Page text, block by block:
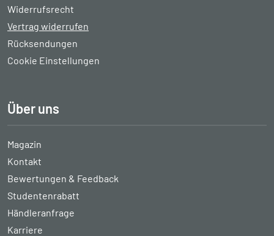
Widerrufsrecht
Vertrag widerrufen
Rücksendungen
Cookie Einstellungen
Über uns
Magazin
Kontakt
Bewertungen & Feedback
Studentenrabatt
Händleranfrage
Karriere